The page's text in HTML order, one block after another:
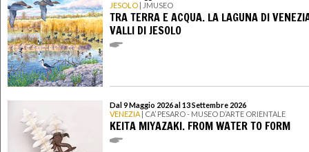
JESOLO | JMUSEO
TRA TERRA E ACQUA. LA LAGUNA DI
VALLI DI JESOLO
Dal 9 Maggio 2026 al 13 Settembre 2026
VENEZIA | CA’ PESARO - MUSEO D’ARTE ORIENTALE
KEITA MIYAZAKI. FROM WATER TO FORM